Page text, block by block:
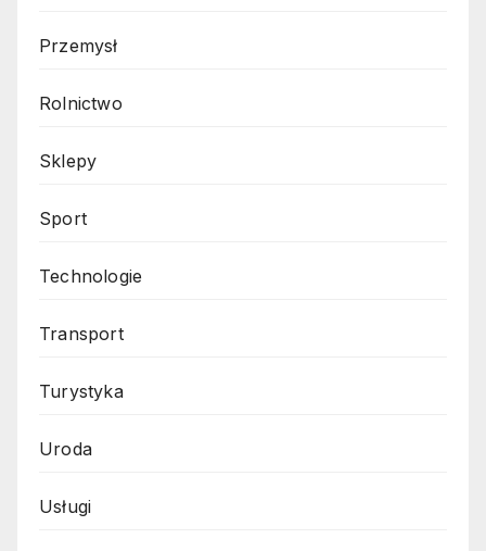
Przemysł
Rolnictwo
Sklepy
Sport
Technologie
Transport
Turystyka
Uroda
Usługi